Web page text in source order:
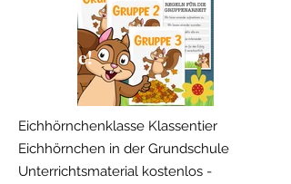
Freebie!
Eichhörnchenklasse Klassentier
Eichhörnchen in der Grundschule
Unterrichtsmaterial kostenlos -